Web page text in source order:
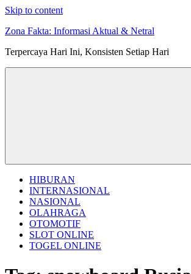
Skip to content
Zona Fakta: Informasi Aktual & Netral
Terpercaya Hari Ini, Konsisten Setiap Hari
HIBURAN
INTERNASIONAL
NASIONAL
OLAHRAGA
OTOMOTIF
SLOT ONLINE
TOGEL ONLINE